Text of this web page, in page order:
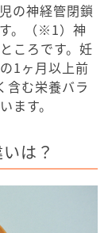
の神経管閉鎖
。（※1）神
ころです。妊
1ヶ月以上前
含む栄養バラ
ます。
は？